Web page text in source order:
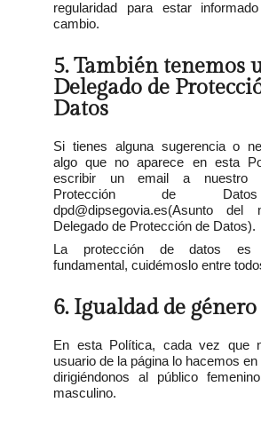
regularidad para estar
cambio.
5. También tenemos
Delegado de
Datos
Si tienes alguna sugerencia o
algo que no aparece en esta
escribir un email a nuestro
Protección de
dpd@dipsegovia.es(Asunto del
Delegado de Protección de Datos).
La protección de datos es
fundamental, cuidémoslo entre
6. Igualdad de género
En esta Política, cada vez que
usuario de la página lo hacemos en
dirigiéndonos al público
masculino.